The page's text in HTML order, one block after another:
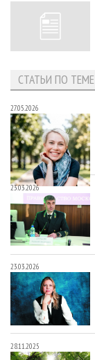
СТАТЬИ ПО ТЕМЕ
27.05.2026
23.03.2026
23.03.2026
28.11.2025